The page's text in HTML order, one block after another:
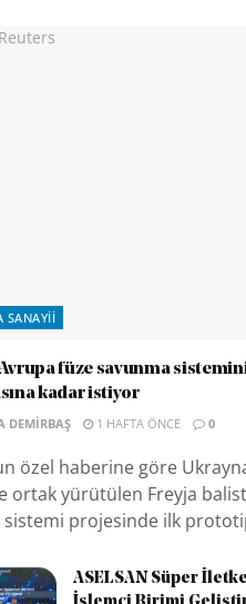
SANAYII
füze savunma
kadar istiyor
DEMIRBAŞ 1 HAFTA ÖNCE 0
özel haberine göre
ortak yürütülen Freyja
sistemi projesinde ilk
ASELSAN Süper